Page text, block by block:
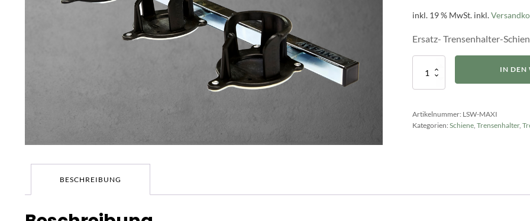
inkl. 19 % MwSt. inkl.
Ersatz- Trensenhalter-
SCHIENE
FÜR
MAXI
Menge
IN DEN
Artikelnummer: LSW-MAXI
Kategorien:Schiene,Trensenhalter,
BESCHREIBUNG